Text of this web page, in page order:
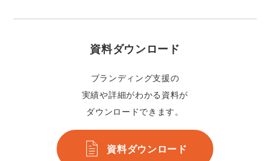
資料ダウンロード
ブランディング支援の
実績や詳細がわかる資料が
ダウンロードできます。
資料ダウンロード